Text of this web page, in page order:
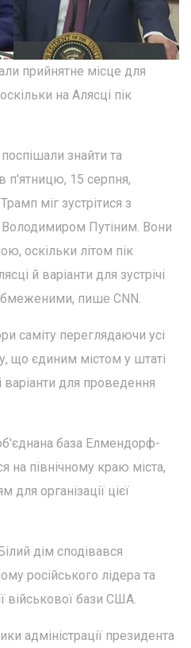
прийнятне місце для
на Алясці пік
знайти та
п'ятницю, 15 серпня,
міг зустрітися з
Путіним. Вони
оскільки літом пік
й варіанти для зустрічі
пише CNN.
саміту переглядаючи усі
що єдиним містом у штаті
варіанти для проведення
база Елмендорф-
на північному краю міста,
для організації цієї
дім сподівався
російського лідера та
військової бази США.
адміністрації президента